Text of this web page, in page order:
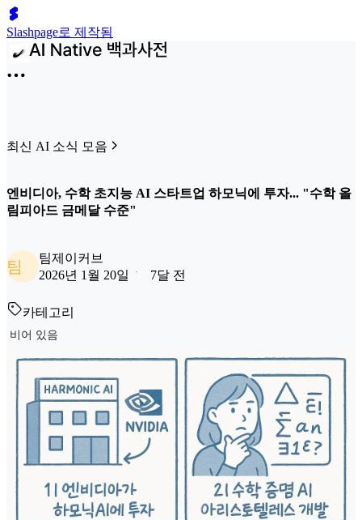
Slashpage로 제작됨
최신 AI 소식 모음
엔비디아, 수학 초지능 AI 스타트업 하모닉에 투자... "수학 올
림피아드 금메달 수준"
팀
팀제이커브
2026년 1월 20일
7달 전
카테고리
비어 있음